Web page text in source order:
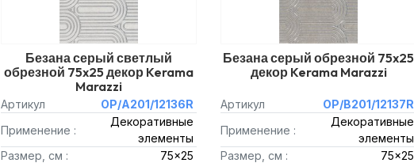
Безана серый светлый
обрезной 75x25 декор Kerama
Marazzi
Артикул
OP/A201/12136R
Применение :
Декоративные
элементы
Размер, см :
75x25
Безана серый обрезной 75x25
декор Kerama Marazzi
Артикул
OP/B201/12137R
Применение :
Декоративные
элементы
Размер, см :
75x25